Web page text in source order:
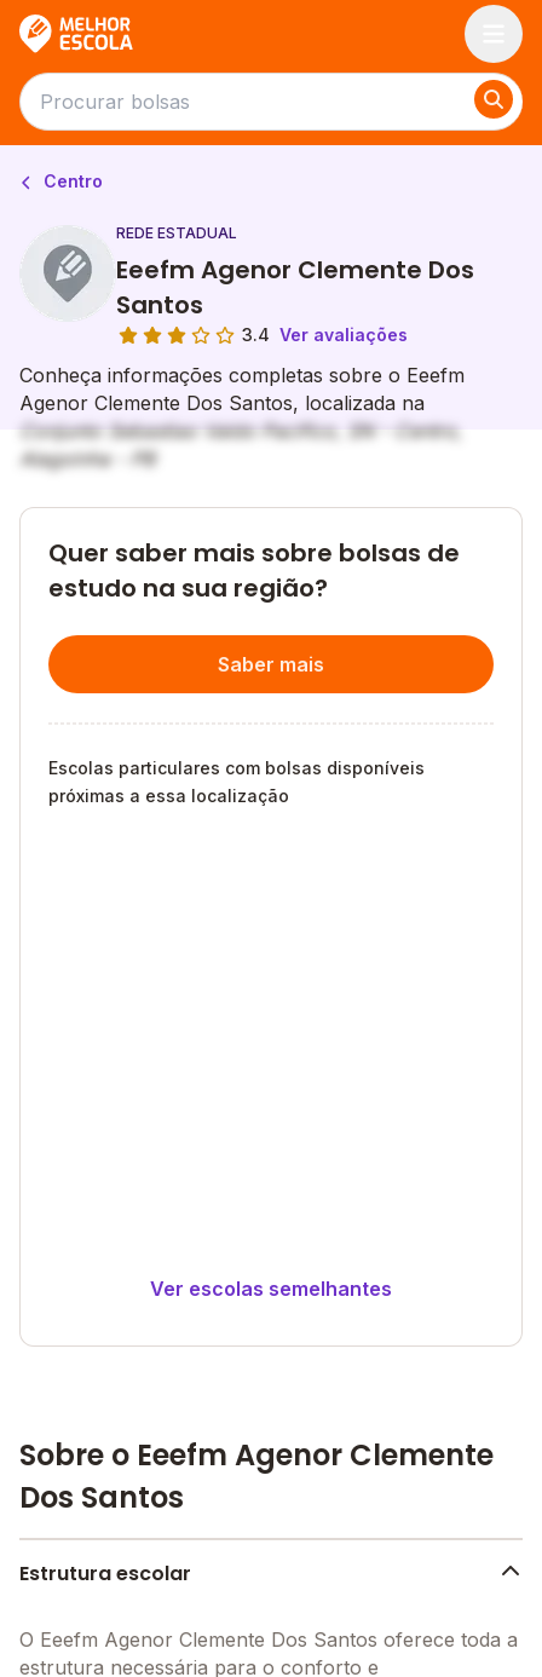
Centro
REDE ESTADUAL
Eeefm Agenor Clemente Dos
Santos
3.4 Ver avaliações
Conheça informações completas sobre o Eeefm
Agenor Clemente Dos Santos, localizada na
Conjunto Sebastiao Valdo Pacifico, SN - Centro,
Alagoinha - PB
Quer saber mais sobre bolsas de
estudo na sua região?
Saber mais
Escolas particulares com bolsas disponíveis
próximas a essa localização
Ver escolas semelhantes
Sobre o Eeefm Agenor Clemente
Dos Santos
Estrutura escolar
O Eeefm Agenor Clemente Dos Santos oferece toda a
estrutura necessária para o conforto e